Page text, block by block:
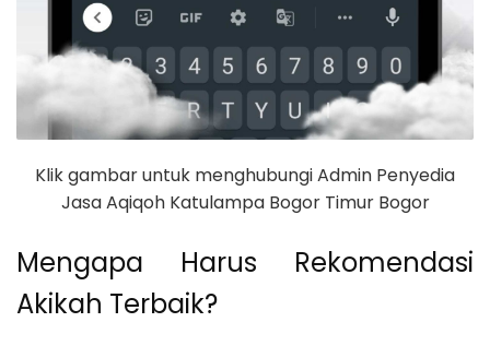
Klik gambar untuk menghubungi Admin Penyedia
Jasa Aqiqoh Katulampa Bogor Timur Bogor
Mengapa Harus Rekomendasi
Akikah Terbaik?